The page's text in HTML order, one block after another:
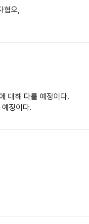
혐오,
대해 다룰 예정이다.
정이다.